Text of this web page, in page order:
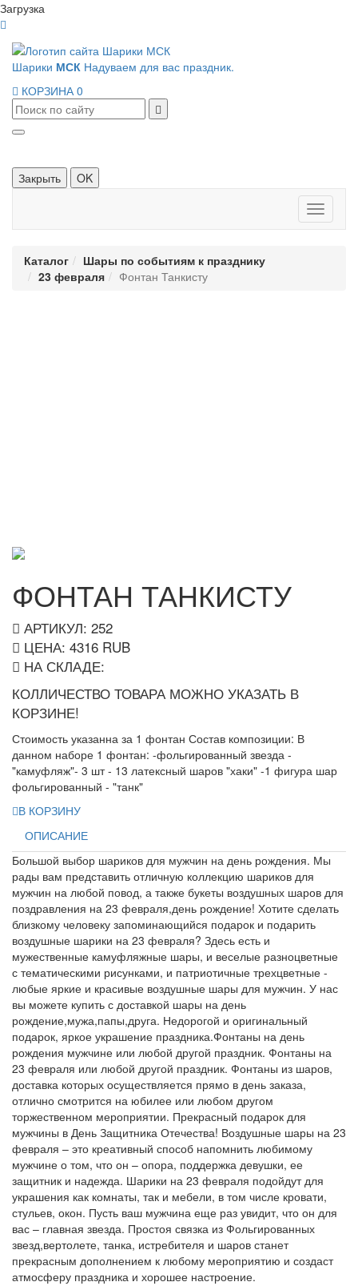
Загрузка
Шарики МСК Надуваем для вас праздник.
КОРЗИНА 0
Закрыть OK
Панель
Каталог
Шары по событиям к празднику
23 февраля
Фонтан Танкисту
ФОНТАН ТАНКИСТУ
АРТИКУЛ: 252
ЦЕНА: 4316 RUB
НА СКЛАДЕ:
КОЛЛИЧЕСТВО ТОВАРА МОЖНО УКАЗАТЬ В
КОРЗИНЕ!
Стоимость указанна за 1 фонтан Состав композиции: В
данном наборе 1 фонтан: -фольгированный звезда -
"камуфляж"- 3 шт - 13 латексный шаров "хаки" -1 фигура шар
фольгированный - "танк"
В КОРЗИНУ
ОПИСАНИЕ
Большой выбор шариков для мужчин на день рождения. Мы
рады вам представить отличную коллекцию шариков для
мужчин на любой повод, а также букеты воздушных шаров для
поздравления на 23 февраля,день рождение! Хотите сделать
близкому человеку запоминающийся подарок и подарить
воздушные шарики на 23 февраля? Здесь есть и
мужественные камуфляжные шары, и веселые разноцветные
с тематическими рисунками, и патриотичные трехцветные -
любые яркие и красивые воздушные шары для мужчин. У нас
вы можете купить с доставкой шары на день
рождение,мужа,папы,друга. Недорогой и оригинальный
подарок, яркое украшение праздника.Фонтаны на день
рождения мужчине или любой другой праздник. Фонтаны на
23 февраля или любой другой праздник. Фонтаны из шаров,
доставка которых осуществляется прямо в день заказа,
отлично смотрится на юбилее или любом другом
торжественном мероприятии. Прекрасный подарок для
мужчины в День Защитника Отечества! Воздушные шары на 23
февраля – это креативный способ напомнить любимому
мужчине о том, что он – опора, поддержка девушки, ее
защитник и надежда. Шарики на 23 февраля подойдут для
украшения как комнаты, так и мебели, в том числе кровати,
стульев, окон. Пусть ваш мужчина еще раз увидит, что он для
вас – главная звезда. Простоя связка из Фольгированных
звезд,вертолете, танка, истребителя и шаров станет
прекрасным дополнением к любому мероприятию и создаст
атмосферу праздника и хорошее настроение.